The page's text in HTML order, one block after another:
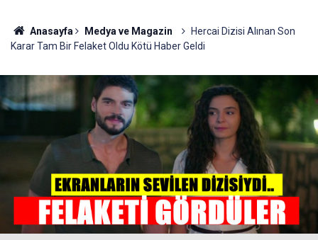
Anasayfa Medya ve Magazin
Hercai Dizisi Alınan Son
Karar Tam Bir Felaket Oldu Kötü Haber Geldi